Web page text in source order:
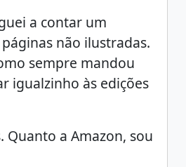
a contar um
não ilustradas.
sempre mandou
igualzinho às edições
Quanto a Amazon, sou